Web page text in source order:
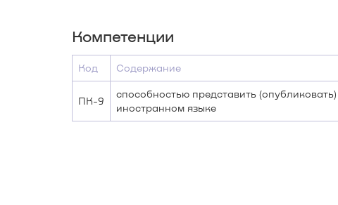
Компетенции
Код Содержание
ПК-9
способностью представить
иностранном языке